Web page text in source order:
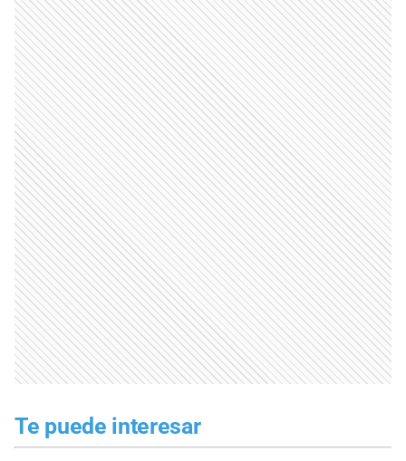
Te puede interesar